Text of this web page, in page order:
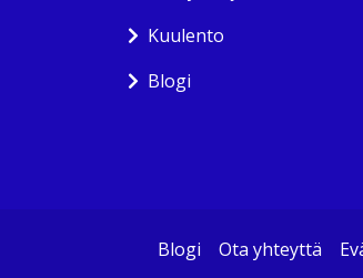
Kuulento
Blogi
Blogi Ota yhteyttä